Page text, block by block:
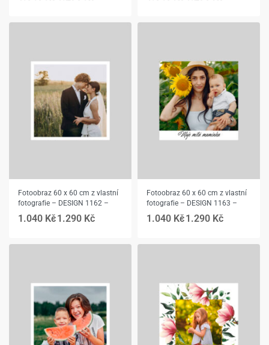
Fotoobraz 60 x 60 cm z vlastní
fotografie – DESIGN 1162 –
1.040 Kč1.290 Kč
Fotoobraz 60 x 60 cm z vlastní
fotografie – DESIGN 1163 –
1.040 Kč1.290 Kč